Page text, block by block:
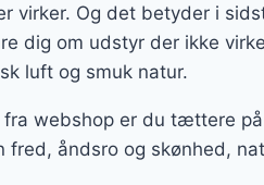
virker. Og det betyder i
dig om udstyr der ikke
luft og smuk natur.
webshop er du tættere
åndsro og skønhed,